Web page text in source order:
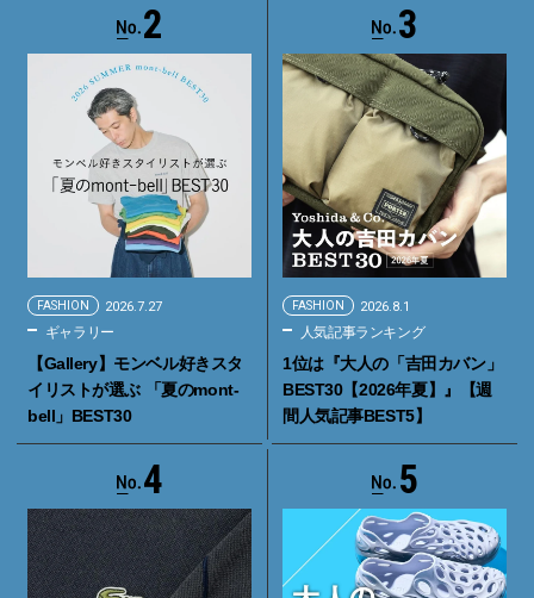
2
FASHION 2026.7.27
ギャラリー
【Gallery】モンベル好きスタ
イリストが選ぶ 「夏のmont-
bell」BEST30
3
FASHION 2026.8.1
人気記事ランキング
1位は『大人の「吉田カバン」
BEST30【2026年夏】』【週
間人気記事BEST5】
4 5